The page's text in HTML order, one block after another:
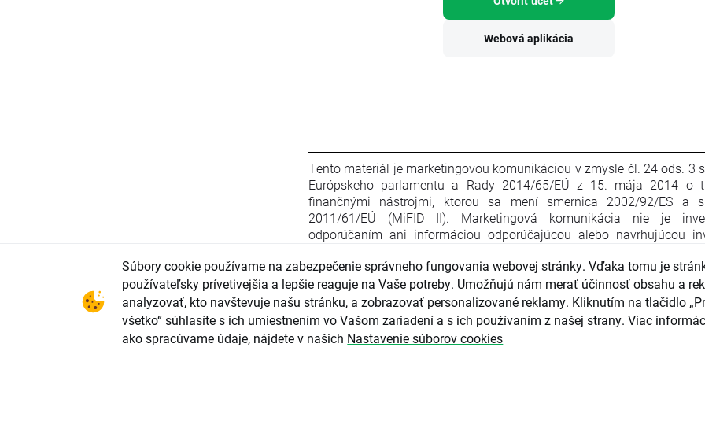
Webová aplikácia
Tento materiál je marketingovou komunikáciou v zmysle čl. 24 ods. 3
Európskeho parlamentu a Rady 2014/65/EÚ z 15. mája 2014 o
finančnými nástrojmi, ktorou sa mení smernica 2002/92/ES a
2011/61/EÚ (MiFID II). Marketingová komunikácia nie je
odporúčaním ani informáciou odporúčajúcou alebo navrhujúcou
zo 16. apríla 2014 o zneužívaní trhu (nariadenie o zneužívaní trhu) a o
smernice Európskeho parlamentu a Rady 2003/6/ES a smerníc
2003/124/ES, 2003/125/ES a 2004/72/ES a delegovaného nariadenia
(EÚ) 2016/958 z 9. marca 2016, ktorým sa dopĺňa nariadenie
parlamentu a Rady (EÚ) č. 596/2014, pokiaľ ide o regulačné technické
upravujúce technické opatrenia na objektívnu prezentáciu
Súbory cookie používame na zabezpečenie správneho fungovania webovej stránky. Vďaka tomu je
používateľsky prívetivejšia a lepšie reaguje na Vaše potreby. Umožňujú nám merať účinnosť obsahu a
analyzovať, kto navštevuje našu stránku, a zobrazovať personalizované reklamy. Kliknutím na tlačidlo
všetko“ súhlasíte s ich umiestnením vo Vašom zariadení a s ich používaním z našej strany. Viac
ako spracúvame údaje, nájdete v našich Nastavenie súborov cookies